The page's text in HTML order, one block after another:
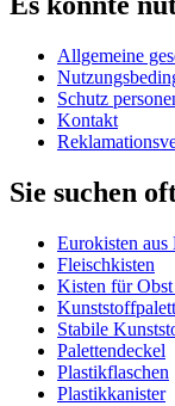
Allgemeine
Schutz
Kontakt
Sie suchen
Eurokisten
Fleischkisten
Kisten für
Stabile
Palettendeckel
Plastikflaschen
Plastikkanister